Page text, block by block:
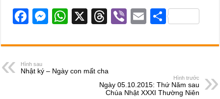
F
c
e
b
M
ss
n
W
at
A
X
T
e
d
s
Vi
er
E
ail
S
ar
Hình sau
Nhật ký – Ngày con mất cha
Hình trước
Ngày 05.10.2015: Thứ Năm sau
Chúa Nhật XXXI Thường Niên